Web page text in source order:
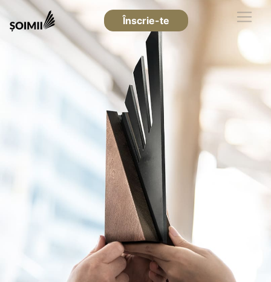
Înscrie-te